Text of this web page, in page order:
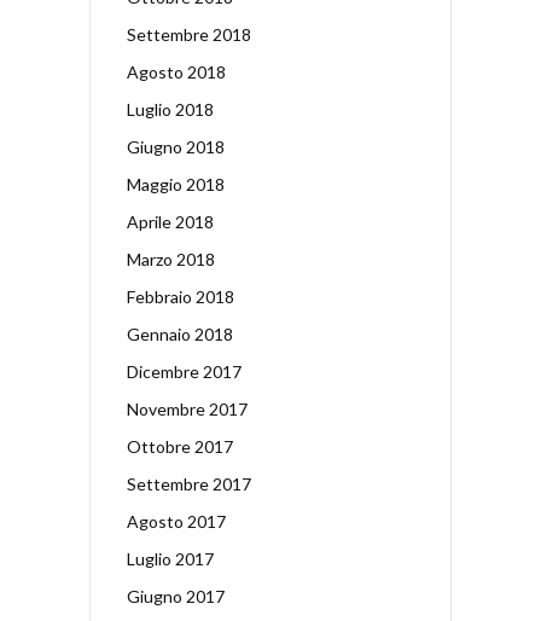
Settembre 2018
Agosto 2018
Luglio 2018
Giugno 2018
Maggio 2018
Aprile 2018
Marzo 2018
Febbraio 2018
Gennaio 2018
Dicembre 2017
Novembre 2017
Ottobre 2017
Settembre 2017
Agosto 2017
Luglio 2017
Giugno 2017